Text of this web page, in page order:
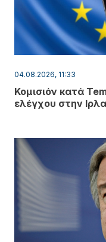
04.08.2026, 11:33
Κομισιόν κατά
ελέγχου στην